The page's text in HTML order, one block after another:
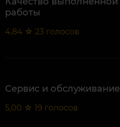
работы
4,84 ☆ 23 голосов
Сервис и обслуживание
5,00 ☆ 19 голосов